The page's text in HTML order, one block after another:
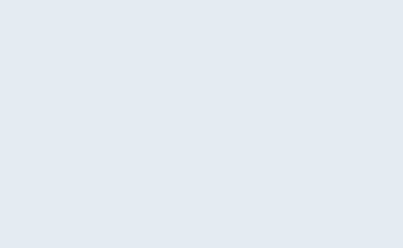
"현 시점에서 흘러간 선(先)비핵화만 되뇌는 것은
을 확보하기 위해 최선을 다할 것"이라고 말했다. 하
는 게 과연 한반도의 평화와 안정에 플러스냐, 결론적
로 1000억달러를 넘어섰다. 상품수입은 644억8000만
퓨터·주변기기(SSD)는 282.7% 증가했다. IT 품목
으며 비IT 품목도 ▲석유제품(47.5%) ▲화공품
권사용료수지는 전월 흑자에서 4억4000만달러 적자
수지는 배당소득을 중심으로 32억7000만달러 흑자